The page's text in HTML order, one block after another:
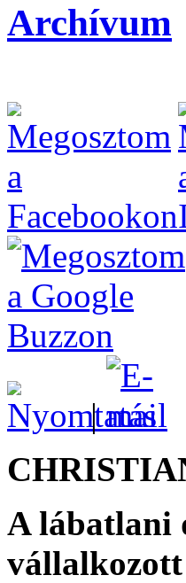
Archívum
|
A lábatlani
vállalkozott